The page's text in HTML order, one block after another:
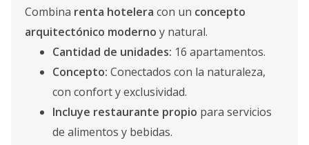
Combina renta hotelera con un concepto
arquitectónico moderno y natural.
Cantidad de unidades: 16 apartamentos.
Concepto: Conectados con la naturaleza,
con confort y exclusividad.
Incluye restaurante propio para servicios
de alimentos y bebidas.